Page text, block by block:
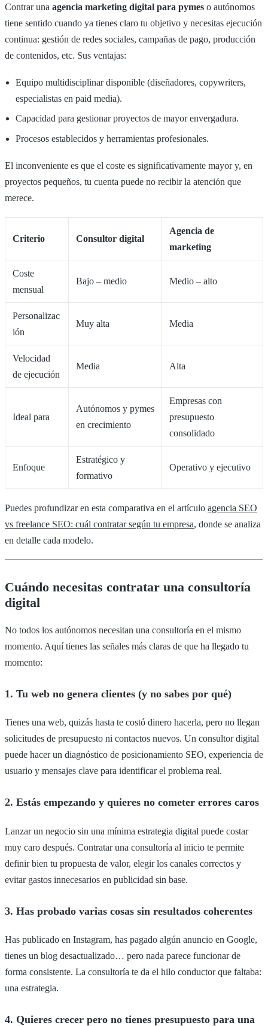
Contrar una agencia marketing digital para pymes o autónomos
tiene sentido cuando ya tienes claro tu objetivo y necesitas ejecución
continua: gestión de redes sociales, campañas de pago, producción
de contenidos, etc. Sus ventajas:
Equipo multidisciplinar disponible (diseñadores, copywriters,
especialistas en paid media).
Capacidad para gestionar proyectos de mayor envergadura.
Procesos establecidos y herramientas profesionales.
El inconveniente es que el coste es significativamente mayor y, en
proyectos pequeños, tu cuenta puede no recibir la atención que
merece.
Criterio Consultor digital
Agencia de
marketing
Coste
mensual
Bajo – medio Medio – alto
Personalizac
ión
Muy alta Media
Velocidad
de ejecución
Media Alta
Ideal para
Autónomos y pymes
en crecimiento
Empresas con
presupuesto
consolidado
Enfoque
Estratégico y
formativo
Operativo y ejecutivo
Puedes profundizar en esta comparativa en el artículo agencia SEO
vs freelance SEO: cuál contratar según tu empresa, donde se analiza
en detalle cada modelo.
Cuándo necesitas contratar una consultoría
digital
No todos los autónomos necesitan una consultoría en el mismo
momento. Aquí tienes las señales más claras de que ha llegado tu
momento:
1. Tu web no genera clientes (y no sabes por qué)
Tienes una web, quizás hasta te costó dinero hacerla, pero no llegan
solicitudes de presupuesto ni contactos nuevos. Un consultor digital
puede hacer un diagnóstico de posicionamiento SEO, experiencia de
usuario y mensajes clave para identificar el problema real.
2. Estás empezando y quieres no cometer errores caros
Lanzar un negocio sin una mínima estrategia digital puede costar
muy caro después. Contratar una consultoría al inicio te permite
definir bien tu propuesta de valor, elegir los canales correctos y
evitar gastos innecesarios en publicidad sin base.
3. Has probado varias cosas sin resultados coherentes
Has publicado en Instagram, has pagado algún anuncio en Google,
tienes un blog desactualizado… pero nada parece funcionar de
forma consistente. La consultoría te da el hilo conductor que faltaba:
una estrategia.
4. Quieres crecer pero no tienes presupuesto para una